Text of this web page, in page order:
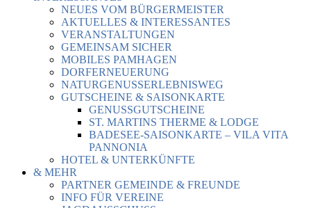
NEUES VOM BÜRGERMEISTER
AKTUELLES & INTERESSANTES
VERANSTALTUNGEN
GEMEINSAM SICHER
MOBILES PAMHAGEN
DORFERNEUERUNG
NATURGENUSSERLEBNISWEG
GUTSCHEINE & SAISONKARTE
GENUSSGUTSCHEINE
ST. MARTINS THERME & LODGE
BADESEE-SAISONKARTE – VILA VITA
PANNONIA
HOTEL & UNTERKÜNFTE
& MEHR
PARTNER GEMEINDE & FREUNDE
INFO FÜR VEREINE